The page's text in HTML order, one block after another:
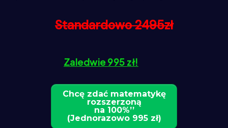
Standardowo 2495zł
Zaledwie 995 zł!
Chcę zdać matematykę
rozszerzoną
na 100%’’
(Jednorazowo 995 zł)